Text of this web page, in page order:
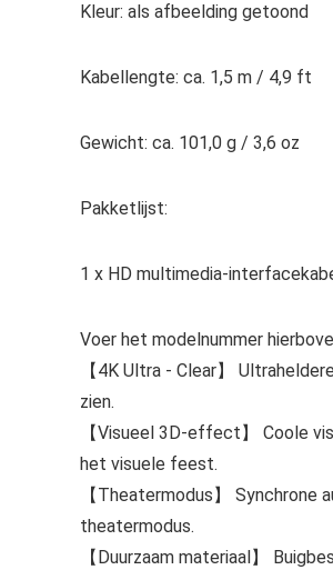
Kleur: als afbeelding getoond
Kabellengte: ca. 1,5 m / 4,9 ft
Gewicht: ca. 101,0 g / 3,6 oz
Pakketlijst:
1 x HD multimedia-
Voer het modelnummer
【4K Ultra ‑ Clear】
zien.
【Visueel 3D-effect】 Coole
het visuele feest.
【Theatermodus】 Synchrone
theatermodus.
【Duurzaam materiaal】